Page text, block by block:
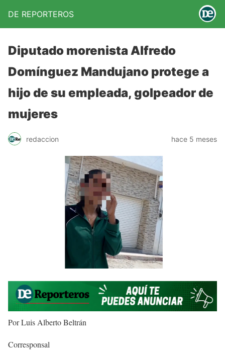
DE REPORTEROS
Diputado morenista Alfredo
Domínguez Mandujano protege a
hijo de su empleada, golpeador de
mujeres
redaccion hace 5 meses
Por Luis Alberto Beltrán
Corresponsal